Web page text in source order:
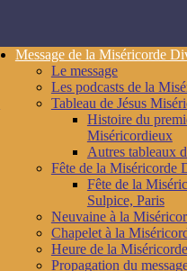
Message de la Miséricorde
Le message
Les podcasts de la
Tableau de Jésus
Histoire du
Miséricordieux
Autres tableaux
Fête de la Miséricorde
Fête de la
Sulpice, Paris
Neuvaine à la
Chapelet à la
Heure de la
Propagation du